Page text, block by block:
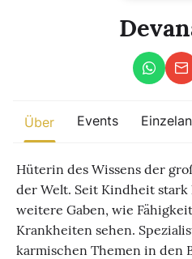
weltweit
Eine globale Sicht auf
Präsenz und Wachstum aktiv
Über Events
Hüterin des Wissens der
der Welt. Seit Kindheit
weitere Gaben, wie
Krankheiten sehen.
karmischen Themen in den